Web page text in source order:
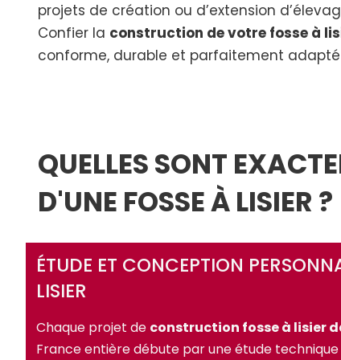
projets de création ou d’extension
Confier la construction de votre fosse à
conforme, durable et parfaitement
QUELLES SONT
D'UNE FOSSE À LISIER ?
ÉTUDE ET CONCEPTION
LISIER
Chaque projet de construction fosse à lisier
France entière débute par une étude